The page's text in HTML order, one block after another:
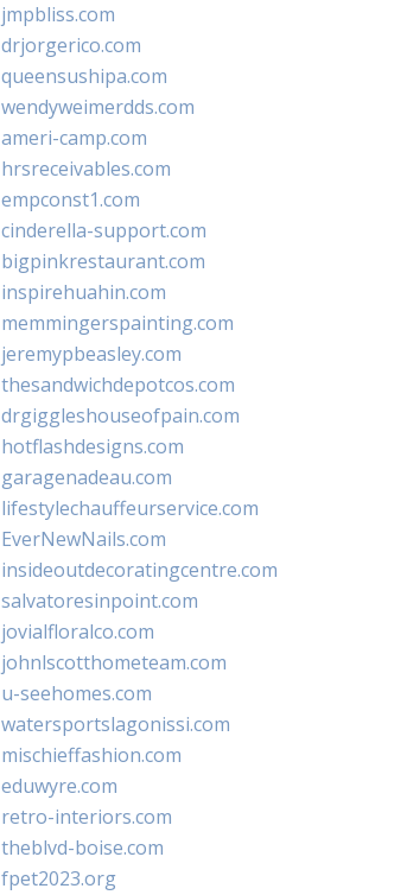
jmpbliss.com
drjorgerico.com
queensushipa.com
wendyweimerdds.com
ameri-camp.com
hrsreceivables.com
empconst1.com
cinderella-support.com
bigpinkrestaurant.com
inspirehuahin.com
memmingerspainting.com
jeremypbeasley.com
thesandwichdepotcos.com
drgiggleshouseofpain.com
hotflashdesigns.com
garagenadeau.com
lifestylechauffeurservice.com
EverNewNails.com
insideoutdecoratingcentre.com
salvatoresinpoint.com
jovialfloralco.com
johnlscotthometeam.com
u-seehomes.com
watersportslagonissi.com
mischieffashion.com
eduwyre.com
retro-interiors.com
theblvd-boise.com
fpet2023.org